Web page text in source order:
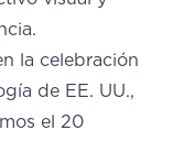
la celebración
de EE. UU.,
el 20